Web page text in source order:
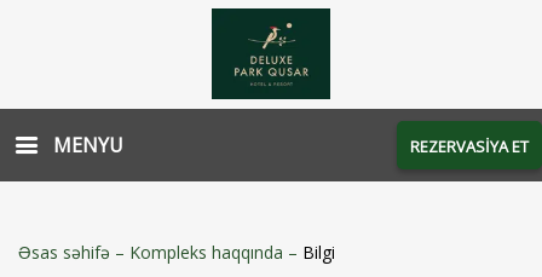
MENYU REZERVASİYA ET
Əsas səhifə – Kompleks haqqında – Bilgi